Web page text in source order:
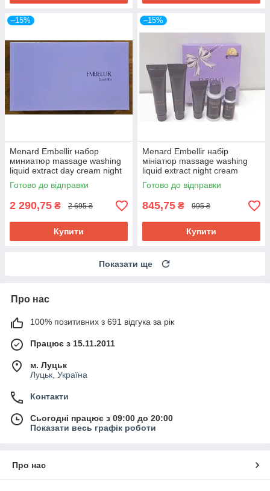
–15%
Menard Embellir набор
миниатюр massage washing
liquid extract day cream night
cream
Готово до відправки
2 290,75 ₴ 2 695 ₴
Купити
–15%
Menard Embellir набір
мініатюр massage washing
liquid extract night cream
Готово до відправки
845,75 ₴ 995 ₴
Купити
Показати ще
Про нас
100% позитивних з 691 відгука за рік
Працює з 15.11.2011
м. Луцьк
Луцьк, Україна
Контакти
Сьогодні працює з 09:00 до 20:00
Показати весь графік роботи
Про нас